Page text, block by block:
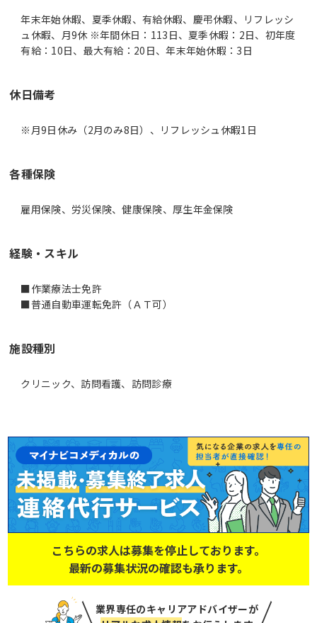
年末年始休暇、夏季休暇、有給休暇、慶弔休暇、リフレッシ
ュ休暇、月9休 ※年間休日：113日、夏季休暇：2日、初年度
有給：10日、最大有給：20日、年末年始休暇：3日
休日備考
※月9日休み（2月のみ8日）、リフレッシュ休暇1日
各種保険
雇用保険、労災保険、健康保険、厚生年金保険
経験・スキル
■作業療法士免許
■普通自動車運転免許（ＡＴ可）
施設種別
クリニック、訪問看護、訪問診療
こちらの求人は募集を停止しております。
最新の募集状況の確認も承ります。
業界専任のキャリアアドバイザーが